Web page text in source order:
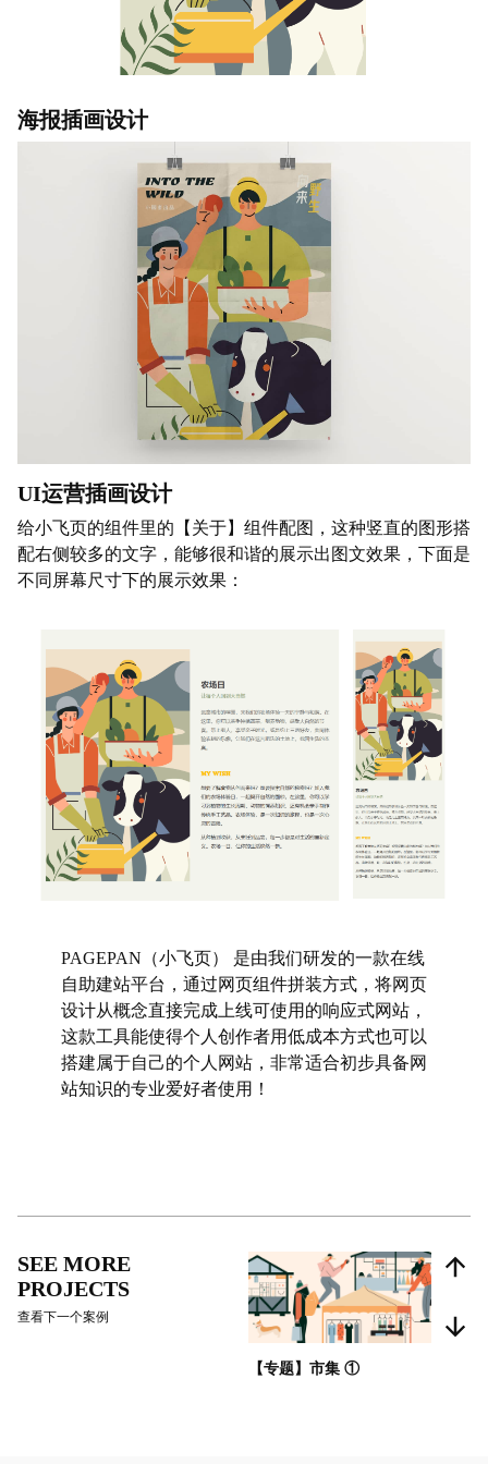
海报插画设计
UI运营插画设计
给小飞页的组件里的【关于】组件配图，这种竖直的图形搭
配右侧较多的文字，能够很和谐的展示出图文效果，下面是
不同屏幕尺寸下的展示效果：
PAGEPAN（小飞页）
是由我们研发的一款在线
自助建站平台，通过网页组件拼装方式，将网页
设计从概念直接完成上线可使用的响应式网站，
这款工具能使得个人创作者用低成本方式也可以
搭建属于自己的个人网站，非常适合初步具备网
站知识的专业爱好者使用！
SEE MORE
PROJECTS
查看下一个案例
【专题】市集 ①